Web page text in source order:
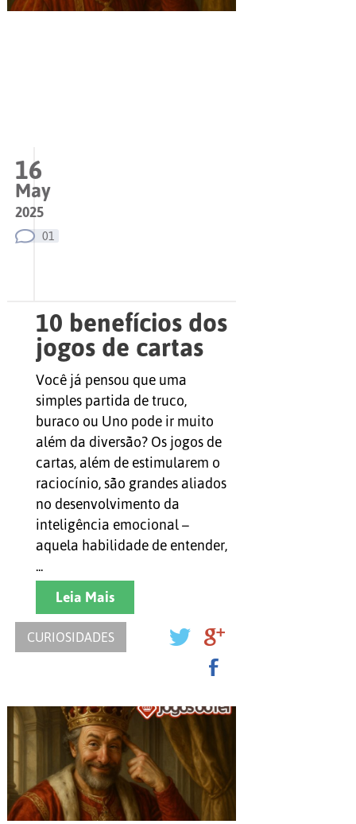
16
May
2025
01
10 benefícios dos
jogos de cartas
para a
inteligência
emocional
Você já pensou que uma
simples partida de truco,
buraco ou Uno pode ir muito
além da diversão? Os jogos de
cartas, além de estimularem o
raciocínio, são grandes aliados
no desenvolvimento da
inteligência emocional –
aquela habilidade de entender,
...
Leia Mais
CURIOSIDADES